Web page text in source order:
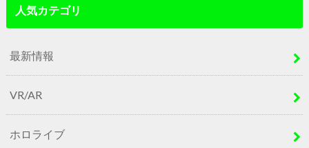
人気カテゴリ
最新情報
VR/AR
ホロライブ